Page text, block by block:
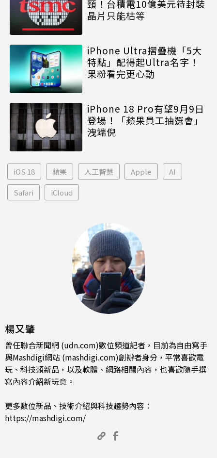
頸！台積電10億美元待封裝
晶片只能枯等
iPhone Ultra摺疊機「5大
特點」配得起Ultra名字！
果粉看完更心動
iPhone 18 Pro有望9月9日
登場！「蘋果員工抽選會」
洩端倪
iOS 18 蘋果 人工智慧 Apple AI
Safari iCloud
楊又肇
曾任聯合新聞網 (udn.com)數位頻道記者，目前為自由寫手
與Mashdigi網站 (mashdigi.com)創辦者身分，平常喜歡電
玩、科技類新品，以及軟體、網路相關內容，也喜歡隨手撰
寫內容介紹新玩意。
更多數位新品、技術介紹與科技趨勢內容：
https://mashdigi.com/